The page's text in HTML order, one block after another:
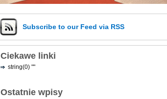
Subscribe to our Feed via RSS
Ciekawe linki
string(0) ""
Ostatnie wpisy